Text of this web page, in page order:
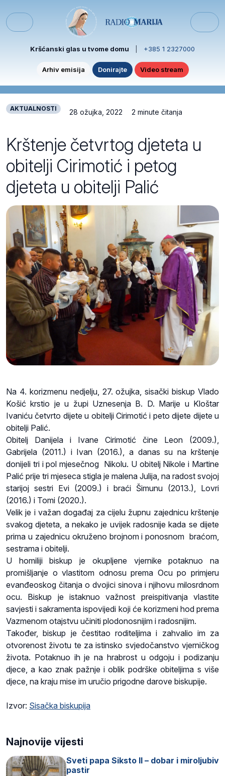
Menu
Kršćanski glas u tvome domu +385 1 2327000
Arhiv emisija Donirajte Video stream
AKTUALNOSTI 28 ožujka, 2022 2 minute čitanja
Krštenje četvrtog djeteta u
obitelji Cirimotić i petog
djeteta u obitelji Palić
Na 4. korizmenu nedjelju, 27. ožujka, sisački biskup Vlado
Košić krstio je u župi Uznesenja B. D. Marije u Kloštar
Ivaniću četvrto dijete u obitelji Cirimotić i peto dijete dijete u
obitelji Palić.
Obitelj Danijela i Ivane Cirimotić čine Leon (2009.),
Gabrijela (2011.) i Ivan (2016.), a danas su na krštenje
donijeli tri i pol mjesečnog Nikolu. U obitelj Nikole i Martine
Palić prije tri mjeseca stigla je malena Julija, na radost svojoj
starijoj sestri Evi (2009.) i braći Šimunu (2013.), Lovri
(2016.) i Tomi (2020.).
Velik je i važan događaj za cijelu župnu zajednicu krštenje
svakog djeteta, a nekako je uvijek radosnije kada se dijete
prima u zajednicu okruženo brojnom i ponosnom braćom,
sestrama i obitelji.
U homiliji biskup je okupljene vjernike potaknuo na
promišljanje o vlastitom odnosu prema Ocu po primjeru
evanđeoskog čitanja o dvojici sinova i njihovu milosrdnom
ocu. Biskup je istaknuo važnost preispitivanja vlastite
savjesti i sakramenta ispovijedi koji će korizmeni hod prema
Vazmenom otajstvu učiniti plodonosnijim i radosnijim.
Također, biskup je čestitao roditeljima i zahvalio im za
otvorenost životu te za istinsko svjedočanstvo vjerničkog
života. Potaknuo ih je na hrabrost u odgoju i podizanju
djece, a kao znak pažnje i oblik podrške obiteljima s više
djece, na kraju mise im uručio prigodne darove biskupije.
Izvor: Sisačka biskupija
Najnovije vijesti
Sveti papa Siksto II – dobar i miroljubiv
pastir